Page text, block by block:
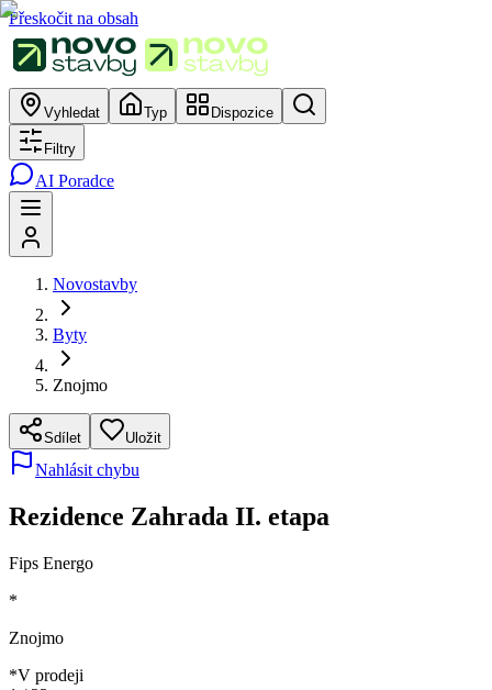
Přeskočit na obsah
Vyhledat Typ Dispozice
Filtry
AI Poradce
Novostavby
Byty
Znojmo
Sdílet Uložit
Nahlásit chybu
Rezidence Zahrada II. etapa
Fips Energo
*
Znojmo
*V prodeji